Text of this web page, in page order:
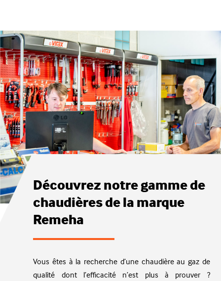
Découvrez notre gamme de
chaudières de la marque
Remeha
Vous êtes à la recherche d’une chaudière au gaz de
qualité dont l’efficacité n’est plus à prouver ?